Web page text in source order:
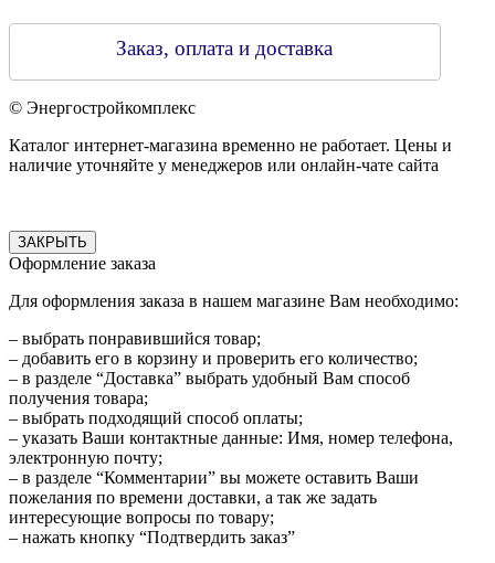
Заказ, оплата и доставка
© Энергостройкомплекс
Каталог интернет-магазина временно не работает. Цены и
наличие уточняйте у менеджеров или онлайн-чате сайта
ЗАКРЫТЬ
Оформление заказа
Для оформления заказа в нашем магазине Вам необходимо:
– выбрать понравившийся товар;
– добавить его в корзину и проверить его количество;
– в разделе “Доставка” выбрать удобный Вам способ
получения товара;
– выбрать подходящий способ оплаты;
– указать Ваши контактные данные: Имя, номер телефона,
электронную почту;
– в разделе “Комментарии” вы можете оставить Ваши
пожелания по времени доставки, а так же задать
интересующие вопросы по товару;
– нажать кнопку “Подтвердить заказ”